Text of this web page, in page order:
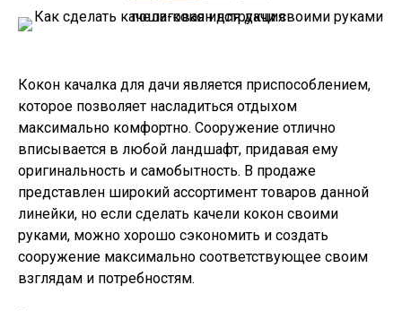
Кокон качалка для дачи является приспособлением,
которое позволяет насладиться отдыхом
максимально комфортно. Сооружение отлично
вписывается в любой ландшафт, придавая ему
оригинальность и самобытность. В продаже
представлен широкий ассортимент товаров данной
линейки, но если сделать качели кокон своими
руками, можно хорошо сэкономить и создать
сооружение максимально соответствующее своим
взглядам и потребностям.